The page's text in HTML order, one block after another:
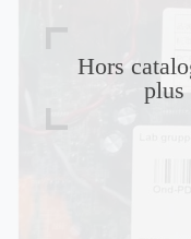
Hors
plus